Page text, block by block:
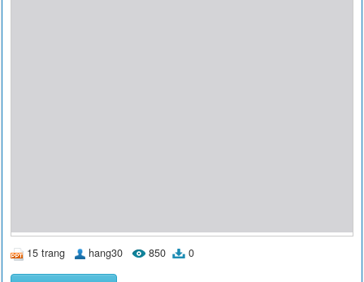
15 trang hang30 850 0